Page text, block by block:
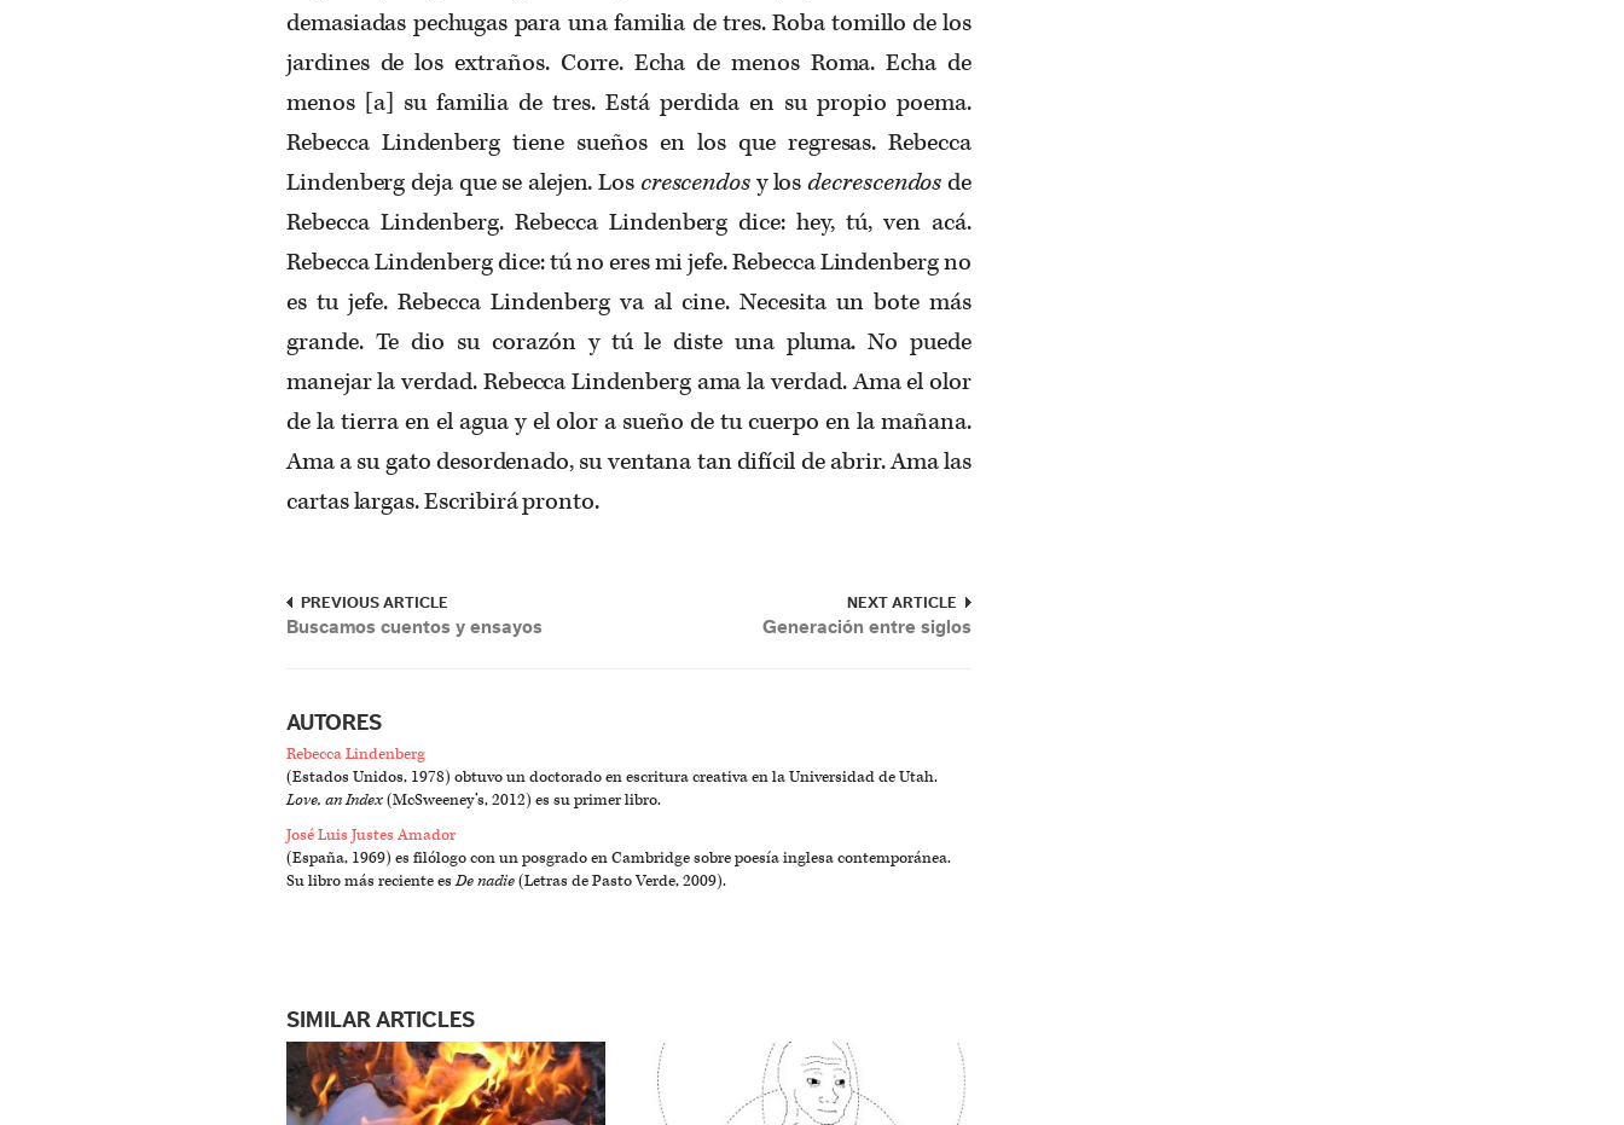
demasiadas pechugas para una familia de tres. Roba tomillo de los
jardines de los extraños. Corre. Echa de menos Roma. Echa de
menos [a] su familia de tres. Está perdida en su propio poema.
Rebecca Lindenberg tiene sueños en los que regresas. Rebecca
Lindenberg deja que se alejen. Los crescendosy losdecrescendosde
Rebecca Lindenberg. Rebecca Lindenberg dice: hey, tú, ven acá.
Rebecca Lindenberg dice: tú no eres mi jefe. Rebecca Lindenberg no
es tu jefe. Rebecca Lindenberg va al cine. Necesita un bote más
grande. Te dio su corazón y tú le diste una pluma. No puede
manejar la verdad. Rebecca Lindenberg ama la verdad. Ama el olor
de la tierra en el agua y el olor a sueño de tu cuerpo en la mañana.
Ama a su gato desordenado, su ventana tan difícil de abrir. Ama las
cartas largas. Escribirá pronto.
PREVIOUS ARTICLE
Buscamos cuentos y ensayos
NEXT ARTICLE
Generación entre siglos
AUTORES
Rebecca Lindenberg
(Estados Unidos, 1978) obtuvo un doctorado en escritura creativa en la Universidad de Utah.
Love, an Index(McSweeney’s, 2012) es su primer libro.
José Luis Justes Amador
(España, 1969) es filólogo con un posgrado en Cambridge sobre poesía inglesa contemporánea.
Su libro más reciente esDe nadie(Letras de Pasto Verde, 2009).
SIMILAR ARTICLES